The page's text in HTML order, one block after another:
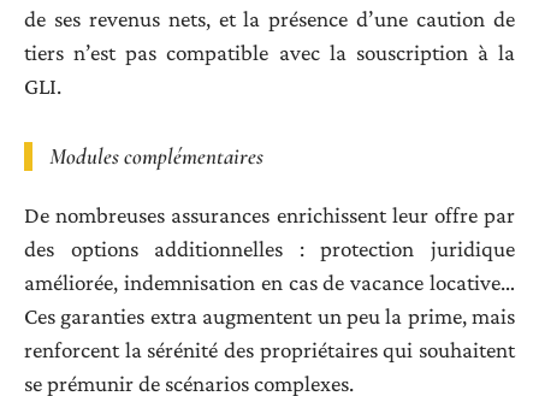
de ses revenus nets, et la présence d’une caution de
tiers n’est pas compatible avec la souscription à la
GLI.
Modules complémentaires
De nombreuses assurances enrichissent leur offre par
des options additionnelles : protection juridique
améliorée, indemnisation en cas de vacance locative…
Ces garanties extra augmentent un peu la prime, mais
renforcent la sérénité des propriétaires qui souhaitent
se prémunir de scénarios complexes.